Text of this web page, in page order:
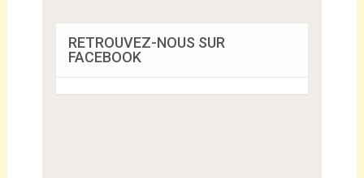
RETROUVEZ-NOUS SUR
FACEBOOK